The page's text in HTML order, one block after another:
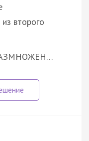
второго